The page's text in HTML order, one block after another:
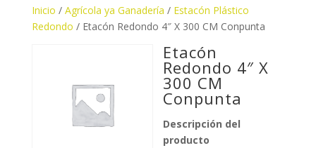
Inicio / Agrícola ya Ganadería / Estacón Plástico
Redondo / Etacón Redondo 4″ X 300 CM Conpunta
Etacón
Redondo 4″ X
300 CM
Conpunta
Descripción del
producto